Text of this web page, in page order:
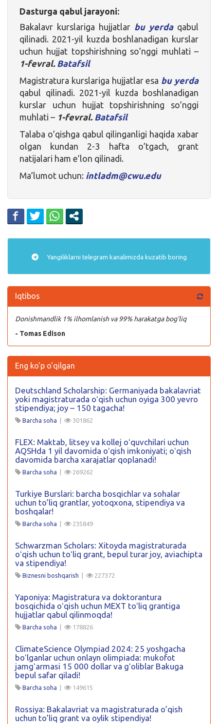
Dasturga qabul jarayoni:
Bakalavr kurslariga hujjatlar bu yerdaqabul
qilinadi. 2021-yil kuzda boshlanadigan kurslar
uchun hujjat topshirishning so’nggi muhlati –
1-fevral. Batafsil
Magistratura kurslariga hujjatlar esa bu yerda
qabul qilinadi. 2021-yil kuzda boshlanadigan
kurslar uchun hujjat topshirishning so’nggi
muhlati – 1-fevral. Batafsil
Talaba o’qishga qabul qilinganligi haqida xabar
olgan kundan 2-3 hafta o’tgach, grant
natijalari ham e’lon qilinadi.
Ma’lumot uchun: intladm@cwu.edu
Yangiliklarni telegram kanalimizda kuzatib boring
Iqtibos
Donishmandlik 1% ilhomlanish va 99% harakatga bog’liq
- Tomas Edison
Eng ko'p o'qilgan
Deutschland Scholarship: Germaniyada bakalavriat
yoki magistraturada oʻqish uchun oyiga 300 yevro
stipendiya; joy – 150 tagacha!
Barcha soha | 301862
FLEX: Maktab, litsey va kollej oʻquvchilari uchun
AQSHda 1 yil davomida oʻqish imkoniyati; oʻqish
davomida barcha xarajatlar qoplanadi!
Barcha soha | 269262
Turkiye Burslari: barcha bosqichlar va sohalar
uchun to’liq grantlar, yotoqxona, stipendiya va
boshqalar!
Barcha soha | 235849
Schwarzman Scholars: Xitoyda magistraturada
oʻqish uchun toʻliq grant, bepul turar joy, aviachipta
va stipendiya!
Biznesni boshqarish | 227372
Yaponiya: Magistratura va doktorantura
bosqichida oʻqish uchun MEXT toʻliq grantiga
hujjatlar qabul qilinmoqda!
Barcha soha | 178826
ClimateScience Olympiad 2024: 25 yoshgacha
boʻlganlar uchun onlayn olimpiada: mukofot
jamgʻarmasi 15 000 dollar va gʻoliblar Bakuga
bepul safar qiladi!
Barcha soha | 149615
Rossiya: Bakalavriat va magistraturada o’qish
uchun to’liq grant va oylik stipendiya!